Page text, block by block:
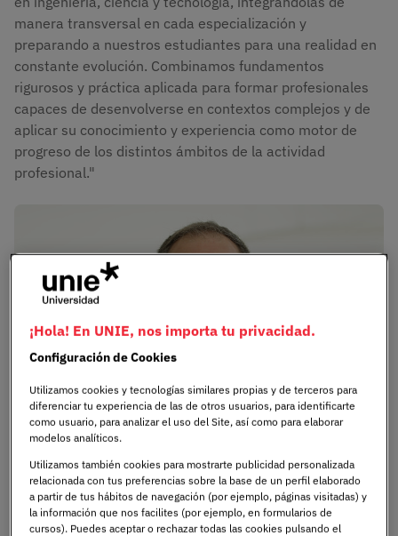
manera transversal en cada especialización y
preparando a nuestros estudiantes para una realidad en
constante evolución. Combinamos fundamentos
rigurosos y práctica aplicada para formar profesionales
capaces de desenvolverse en contextos complejos y de
aplicar su conocimiento y experiencia como motor de
progreso de los distintos ámbitos de la actividad
profesional."
¡Hola! En UNIE, nos importa tu privacidad.
Configuración de Cookies
Utilizamos cookies y tecnologías similares propias y de terceros para
diferenciar tu experiencia de las de otros usuarios, para identificarte
como usuario, para analizar el uso del Site, así como para elaborar
modelos analíticos.
Utilizamos también cookies para mostrarte publicidad personalizada
relacionada con tus preferencias sobre la base de un perfil elaborado
a partir de tus hábitos de navegación (por ejemplo, páginas visitadas) y
la información que nos facilites (por ejemplo, en formularios de
cursos). Puedes aceptar o rechazar todas las cookies pulsando el